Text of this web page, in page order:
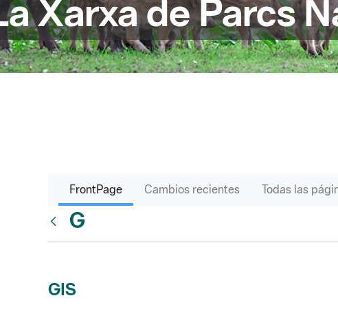
Xarxa de Parcs
FrontPage Cambios recientes Todas las
G
GIS